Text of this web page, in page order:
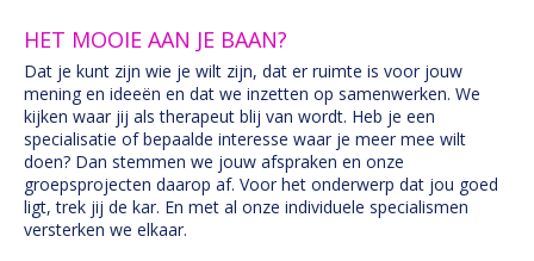
HET MOOIE AAN JE BAAN?
Dat je kunt zijn wie je wilt zijn, dat er ruimte is voor jouw
mening en ideeën en dat we inzetten op samenwerken. We
kijken waar jij als therapeut blij van wordt. Heb je een
specialisatie of bepaalde interesse waar je meer mee wilt
doen? Dan stemmen we jouw afspraken en onze
groepsprojecten daarop af. Voor het onderwerp dat jou goed
ligt, trek jij de kar. En met al onze individuele specialismen
versterken we elkaar.